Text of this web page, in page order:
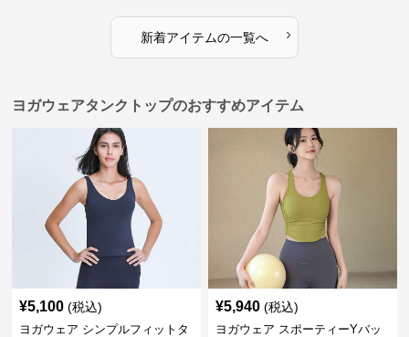
新着アイテムの一覧へ ›
ヨガウェアタンクトップのおすすめアイテム
¥5,100 (税込)
ヨガウェア シンプルフィットタ
¥5,940 (税込)
ヨガウェア スポーティーYバッ